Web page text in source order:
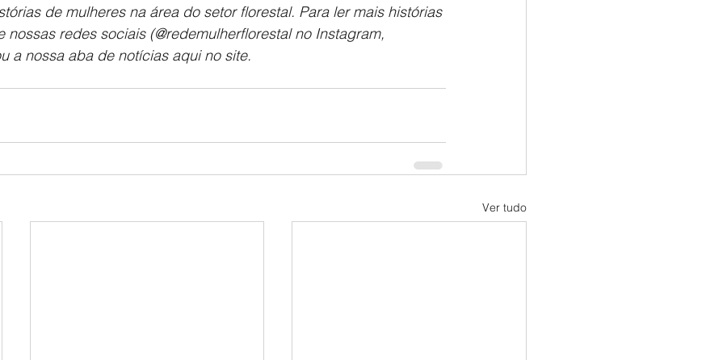
de mulheres na área do setor florestal. Para ler mais histórias
nossas redes sociais (@redemulherflorestal no Instagram,
a nossa aba de notícias aqui no site.
Ver tudo